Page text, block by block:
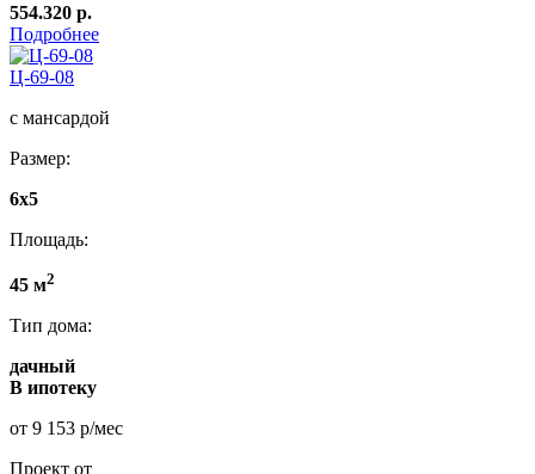
554.320 р.
Подробнее
Ц-69-08
с мансардой
Размер:
6x5
Площадь:
45 м2
Тип дома:
дачный
В ипотеку
от 9 153 р/мес
Проект от